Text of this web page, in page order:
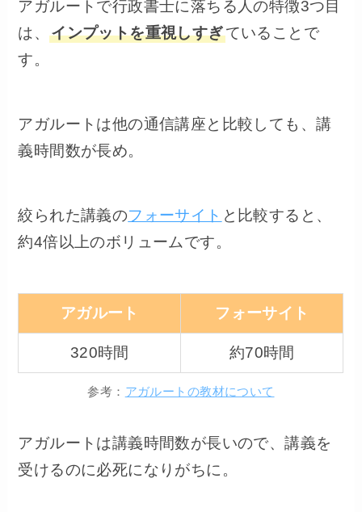
アガルートで行政書士に落ちる人の特徴3つ目
は、インプットを重視しすぎていることで
す。
アガルートは他の通信講座と比較しても、講
義時間数が長め。
絞られた講義のフォーサイト と比較すると、
約4倍以上のボリュームです。
アガルート フォーサイト
320時間 約70時間
参考： アガルートの教材について
アガルートは講義時間数が長いので、講義を
受けるのに必死になりがちに。